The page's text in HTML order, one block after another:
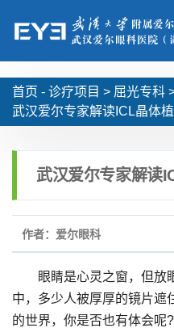
首页 - 诊疗项目 > 屈光专科
武汉爱尔专家解读ICL晶体
武汉爱尔专家解读
作者：爱尔眼科
眼睛是心灵之窗，但放
中，多少人被厚厚的镜片遮
的世界，你是否也有体会呢